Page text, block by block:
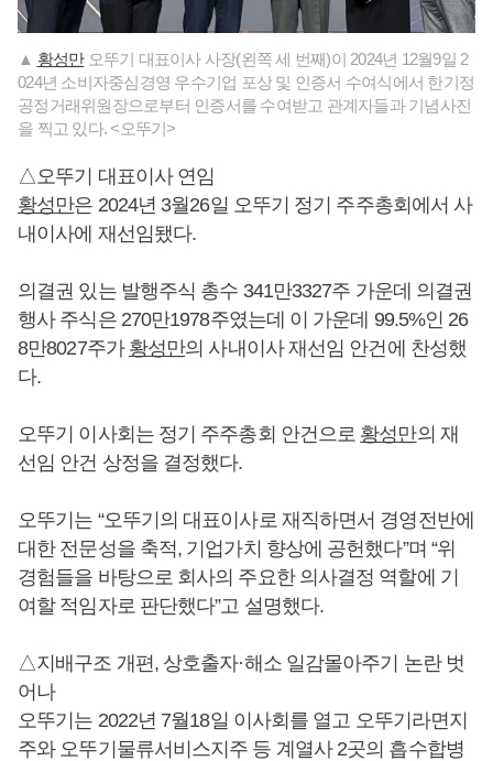
▲ 황성만오뚜기 대표이사 사장(왼쪽 세 번째)이 2024년 12월9일 2
024년 소비자중심경영 우수기업 포상 및 인증서 수여식에서 한기정
공정거래위원장으로부터 인증서를 수여받고 관계자들과 기념사진
을 찍고 있다. <오뚜기>
△오뚜기 대표이사 연임
황성만은 2024년 3월26일 오뚜기 정기 주주총회에서 사
내이사에 재선임됐다.
의결권 있는 발행주식 총수 341만3327주 가운데 의결권
행사 주식은 270만1978주였는데 이 가운데 99.5%인 26
8만8027주가 황성만의 사내이사 재선임 안건에 찬성했
다.
오뚜기 이사회는 정기 주주총회 안건으로 황성만의 재
선임 안건 상정을 결정했다.
오뚜기는 “오뚜기의 대표이사로 재직하면서 경영전반에
대한 전문성을 축적, 기업가치 향상에 공헌했다”며 “위
경험들을 바탕으로 회사의 주요한 의사결정 역할에 기
여할 적임자로 판단했다”고 설명했다.
△지배구조 개편, 상호출자·해소 일감몰아주기 논란 벗
어나
오뚜기는 2022년 7월18일 이사회를 열고 오뚜기라면지
주와 오뚜기물류서비스지주 등 계열사 2곳의 흡수합병